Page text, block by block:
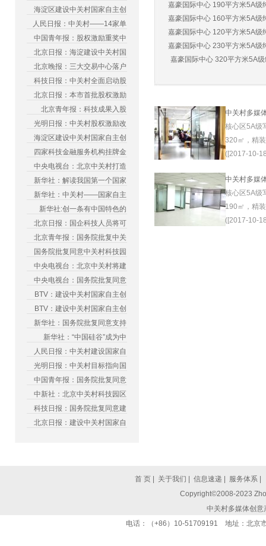
海淀区建设中关村国家自主创
人民日报：中关村——14家单
中国青年报：股权激励重奖中
北京日报：海淀建设中关村国
北京晚报：三大交易中心落户
科技日报：中关村全面启动股
北京日报：本市首批股权激励
北京青年报：科技成果入股
光明日报：中关村股权激励改
海淀区建设中关村国家自主创
四家科技金融服务机构挂牌金
中央电视台：北京中关村打造
新华社：解读我国第一个国家
新华社：中关村——国家自主
新华社:创一条有中国特色的
北京日报：国企科技人员将可
北京青年报：国务院批复中关
国务院批复同意中关村科技园
中央电视台：北京中关村将建
中央电视台：国务院批复同意
BTV：建设中关村国家自主创
BTV：建设中关村国家自主创
新华社：国务院批复同意支持
新华社：“中国硅谷”成为中
人民日报：中关村建设国家自
光明日报：中关村目标指向国
中国青年报：国务院批复同意
中新社：北京中关村科技园区
科技日报：国务院批复同意建
北京日报：建设中关村国家自
嘉豪国际中心 190平方米5A级
嘉豪国际中心 160平方米5A级
嘉豪国际中心 120平方米5A级
嘉豪国际中心 230平方米5A级
嘉豪国际中心 320平方米5A
中关村多媒
核心区5A级
320㎡，精
([2017-10-
中关村多媒
核心区5A级
190㎡，精
([2017-10-
首 页 关于我们 信息速递 服务体系
Copyright©2008-2023
中关村多媒体创
电话：（+86）10-51709191 地址：北京